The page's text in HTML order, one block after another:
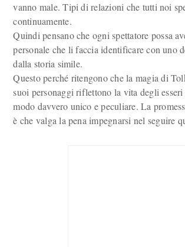
vanno male. Tipi di relazioni che tutti noi
continuamente.
Quindi pensano che ogni spettatore possa
personale che li faccia identificare con uno
dalla storia simile.
Questo perché ritengono che la magia di
suoi personaggi riflettono la vita degli
modo davvero unico e peculiare. La
è che valga la pena impegnarsi nel seguire